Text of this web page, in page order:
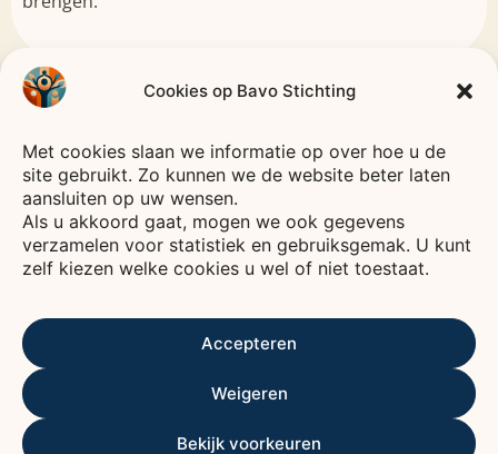
Cookies op Bavo Stichting
Met cookies slaan we informatie op over hoe u de
site gebruikt. Zo kunnen we de website beter laten
aansluiten op uw wensen.
Als u akkoord gaat, mogen we ook gegevens
verzamelen voor statistiek en gebruiksgemak. U kunt
zelf kiezen welke cookies u wel of niet toestaat.
Accepteren
Weigeren
Bekijk voorkeuren
CODE
GOED
Bavo Stichting
— HEEMSTEDE —
Voor een leven vol verbinding, plezier en zorg.
rendement wordt gebruikt voor het bevorderen
van het welzijn van ouderen, voornamelijk in